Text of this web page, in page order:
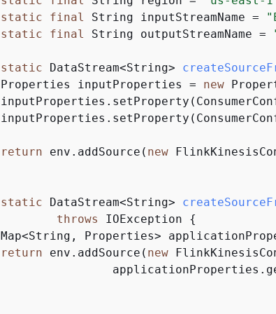
static final String inputStreamName =
static final String outputStreamName =
static DataStream<String>
		Properties inputProperties =
new
return env.addSource( new
static DataStream<String>
throws
IOException {
return env.addSource( new